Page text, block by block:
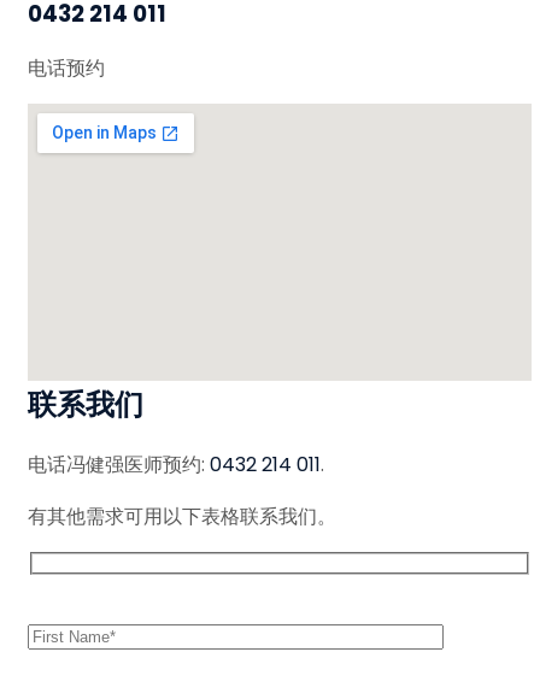
0432 214 011
电话预约
联系我们
电话冯健强医师预约: 0432 214 011.
有其他需求可用以下表格联系我们。